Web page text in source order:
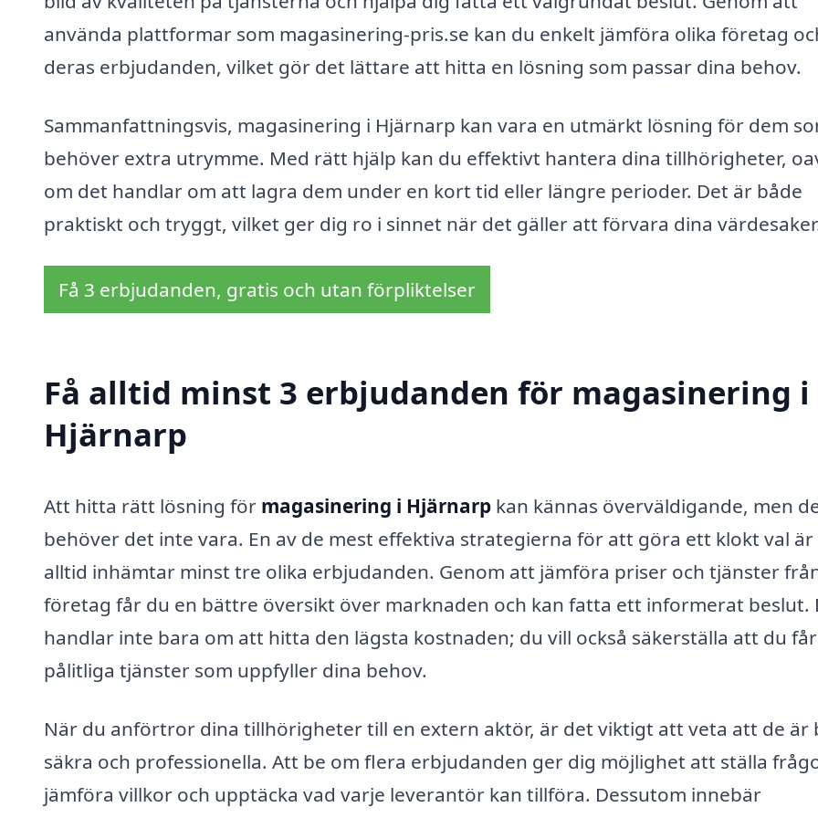
använda plattformar som magasinering-pris.se kan du enkelt jämföra olika företag
deras erbjudanden, vilket gör det lättare att hitta en lösning som passar dina behov.
Sammanfattningsvis, magasinering i Hjärnarp kan vara en utmärkt lösning för dem
behöver extra utrymme. Med rätt hjälp kan du effektivt hantera dina tillhörigheter,
om det handlar om att lagra dem under en kort tid eller längre perioder. Det är både
praktiskt och tryggt, vilket ger dig ro i sinnet när det gäller att förvara dina
Få 3 erbjudanden, gratis och utan förpliktelser
Få alltid minst 3 erbjudanden för magasinering i
Hjärnarp
Att hitta rätt lösning för magasinering i Hjärnarp kan kännas överväldigande, men
behöver det inte vara. En av de mest effektiva strategierna för att göra ett klokt val
alltid inhämtar minst tre olika erbjudanden. Genom att jämföra priser och tjänster
företag får du en bättre översikt över marknaden och kan fatta ett informerat beslut.
handlar inte bara om att hitta den lägsta kostnaden; du vill också säkerställa att du får
pålitliga tjänster som uppfyller dina behov.
När du anförtror dina tillhörigheter till en extern aktör, är det viktigt att veta att de är
säkra och professionella. Att be om flera erbjudanden ger dig möjlighet att ställa
jämföra villkor och upptäcka vad varje leverantör kan tillföra. Dessutom innebär